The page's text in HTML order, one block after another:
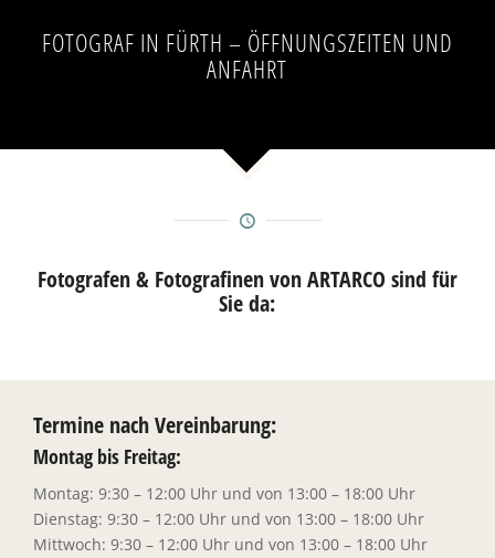
FOTOGRAF IN FÜRTH – ÖFFNUNGSZEITEN UND
ANFAHRT
Fotografen & Fotografinen von ARTARCO sind für
Sie da:
Termine nach Vereinbarung:
Montag bis Freitag:
Montag: 9:30 – 12:00 Uhr und von 13:00 – 18:00 Uhr
Dienstag: 9:30 – 12:00 Uhr und von 13:00 – 18:00 Uhr
Mittwoch: 9:30 – 12:00 Uhr und von 13:00 – 18:00 Uhr